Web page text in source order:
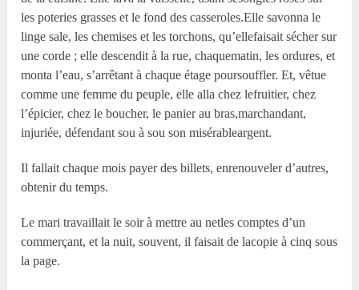
les poteries grasses et le fond des casseroles.Elle savonna le
linge sale, les chemises et les torchons, qu’ellefaisait sécher sur
une corde ; elle descendit à la rue, chaquematin, les ordures, et
monta l’eau, s’arrêtant à chaque étage poursouffler. Et, vêtue
comme une femme du peuple, elle alla chez lefruitier, chez
l’épicier, chez le boucher, le panier au bras,marchandant,
injuriée, défendant sou à sou son misérableargent.
Il fallait chaque mois payer des billets, enrenouveler d’autres,
obtenir du temps.
Le mari travaillait le soir à mettre au netles comptes d’un
commerçant, et la nuit, souvent, il faisait de lacopie à cinq sous
la page.